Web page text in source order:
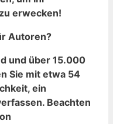
erwecken!
Autoren?
und über 15.000
Sie mit‍ etwa 54
ein
Beachten